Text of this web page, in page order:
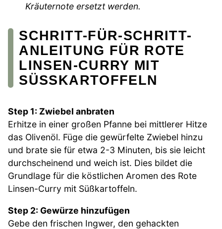
Kräuternote ersetzt werden.
SCHRITT-FÜR-SCHRITT-
ANLEITUNG FÜR ROTE
LINSEN-CURRY MIT
SÜSSKARTOFFELN
Step 1: Zwiebel anbraten
Erhitze in einer großen Pfanne bei mittlerer Hitze
das Olivenöl. Füge die gewürfelte Zwiebel hinzu
und brate sie für etwa 2-3 Minuten, bis sie leicht
durchscheinend und weich ist. Dies bildet die
Grundlage für die köstlichen Aromen des Rote
Linsen-Curry mit Süßkartoffeln.
Step 2: Gewürze hinzufügen
Gebe den frischen Ingwer, den gehackten